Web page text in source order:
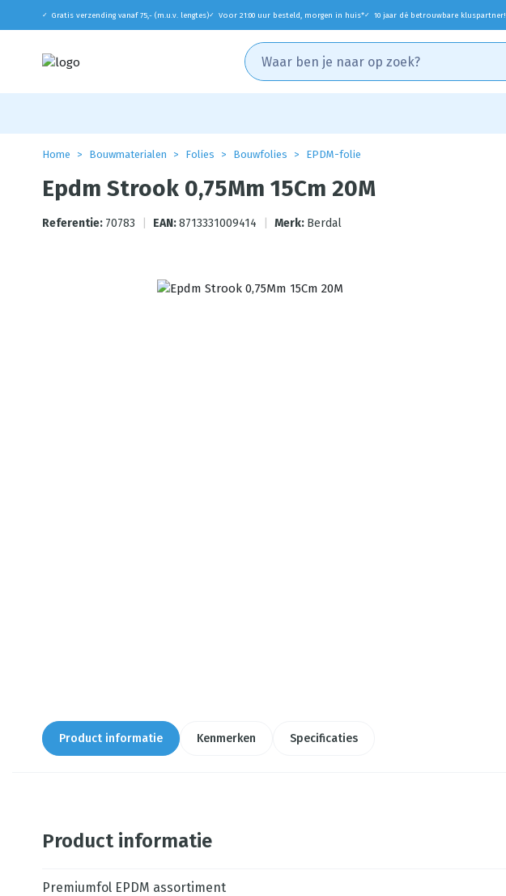
✓ Gratis verzending vanaf 75,- (m.u.v. lengtes)✓ Voor 21:00 uur besteld, morgen in huis*✓ 10 jaar dé betrouwbare kluspartner!
Home Bouwmaterialen Folies Bouwfolies EPDM-folie
Epdm Strook 0,75Mm 15Cm 20M
Referentie: 70783 EAN:8713331009414 Merk: Berdal
Product informatie Kenmerken Specificaties
Product informatie
Premiumfol EPDM assortiment